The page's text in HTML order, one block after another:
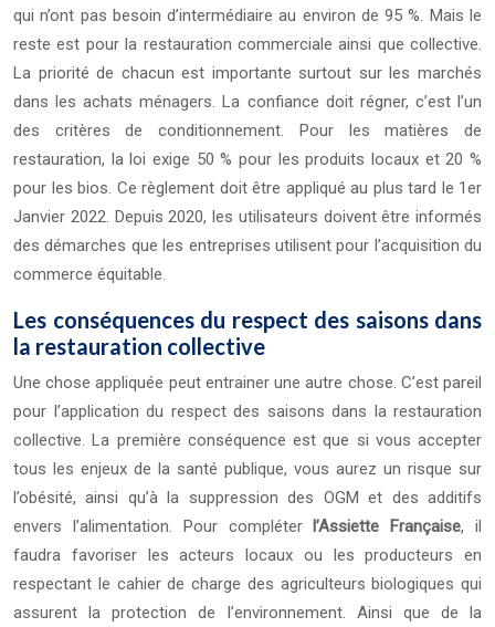
qui n’ont pas besoin d’intermédiaire au environ de 95 %. Mais le
reste est pour la restauration commerciale ainsi que collective.
La priorité de chacun est importante surtout sur les marchés
dans les achats ménagers. La confiance doit régner, c’est l’un
des critères de conditionnement. Pour les matières de
restauration, la loi exige 50 % pour les produits locaux et 20 %
pour les bios. Ce règlement doit être appliqué au plus tard le 1er
Janvier 2022. Depuis 2020, les utilisateurs doivent être informés
des démarches que les entreprises utilisent pour l’acquisition du
commerce équitable.
Les conséquences du respect des saisons dans
la restauration collective
Une chose appliquée peut entrainer une autre chose. C’est pareil
pour l’application du respect des saisons dans la restauration
collective. La première conséquence est que si vous accepter
tous les enjeux de la santé publique, vous aurez un risque sur
l’obésité, ainsi qu’à la suppression des OGM et des additifs
envers l’alimentation. Pour compléter l’Assiette Française, il
faudra favoriser les acteurs locaux ou les producteurs en
respectant le cahier de charge des agriculteurs biologiques qui
assurent la protection de l’environnement. Ainsi que de la